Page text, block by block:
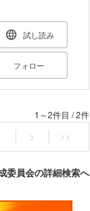
試し読み
フォロー
1～2件目 /2件
> >>
委員会の詳細検索へ